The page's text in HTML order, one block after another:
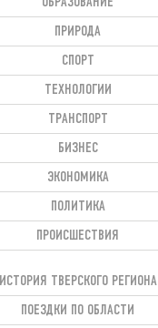
ОБРАЗОВАНИЕ
ПРИРОДА
СПОРТ
ТЕХНОЛОГИИ
ТРАНСПОРТ
БИЗНЕС
ЭКОНОМИКА
ПОЛИТИКА
ПРОИСШЕСТВИЯ
ИСТОРИЯ ТВЕРСКОГО РЕГИОНА
ПОЕЗДКИ ПО ОБЛАСТИ